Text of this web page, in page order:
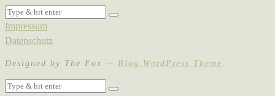
Impressum
Datenschutz
Designed by The Fox — Blog WordPress Theme